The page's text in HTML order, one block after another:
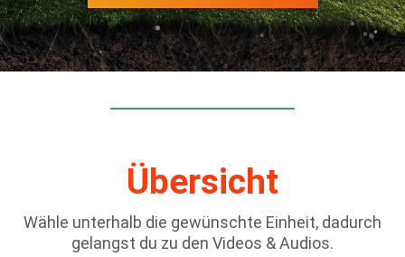
Übersicht
Wähle unterhalb die gewünschte Einheit, dadurch
gelangst du zu den Videos & Audios.